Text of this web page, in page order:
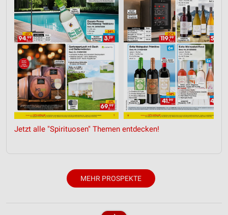
Jetzt alle "Spirituosen" Themen entdecken!
MEHR PROSPEKTE
Werbung